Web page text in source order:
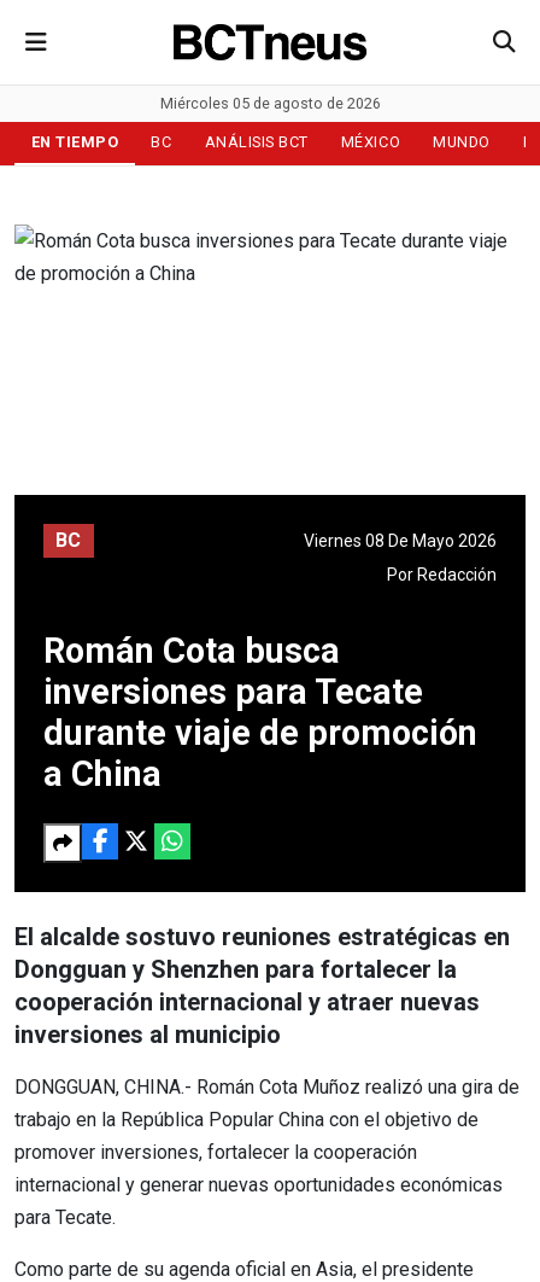
Miércoles 05 de agosto de 2026
EN TIEMPO BC ANÁLISIS BCT MÉXICO MUNDO
BC
Viernes 08 De Mayo 2026
Por Redacción
Román Cota busca
inversiones para Tecate
durante viaje de promoción
a China
El alcalde sostuvo reuniones estratégicas en
Dongguan y Shenzhen para fortalecer la
cooperación internacional y atraer nuevas
inversiones al municipio
DONGGUAN, CHINA.- Román Cota Muñoz realizó una gira de
trabajo en la República Popular China con el objetivo de
promover inversiones, fortalecer la cooperación
internacional y generar nuevas oportunidades económicas
para Tecate.
Como parte de su agenda oficial en Asia, el presidente